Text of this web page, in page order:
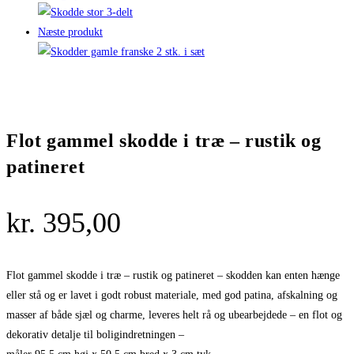
Næste produkt
Flot gammel skodde i træ – rustik og
patineret
kr. 395,00
Flot gammel skodde i træ – rustik og patineret – skodden kan enten hænge
eller stå og er lavet i godt robust materiale, med god patina, afskalning og
masser af både sjæl og charme, leveres helt rå og ubearbejdede – en flot og
dekorativ detalje til boligindretningen –